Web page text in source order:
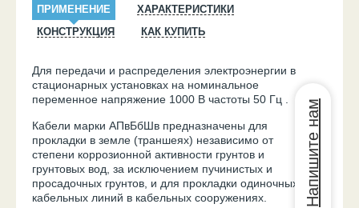
ПРИМЕНЕНИЕ
ХАРАКТЕРИСТИКИ
КОНСТРУКЦИЯ
КАК КУПИТЬ
Для передачи и распределения электроэнергии в
стационарных установках на номинальное
переменное напряжение 1000 В частоты 50 Гц .
Кабели марки АПвБбШв предназначены для
прокладки в земле (траншеях) независимо от
степени коррозионной активности грунтов и
грунтовых вод, за исключением пучинистых и
просадочных грунтов, и для прокладки одиночных
кабельных линий в кабельных сооружениях.
Напишите нам